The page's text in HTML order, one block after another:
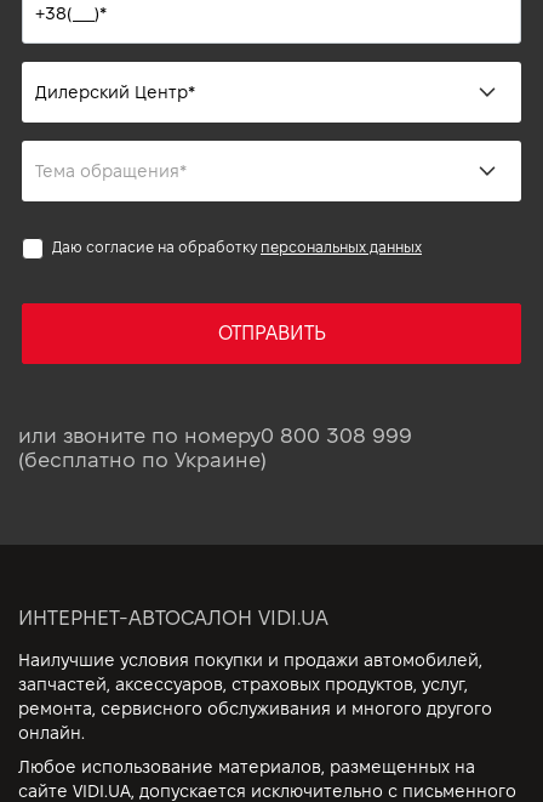
Даю согласие на обработку персональных данных
ОТПРАВИТЬ
или звоните по номеру0 800 308 999
(бесплатно по Украине)
ИНТЕРНЕТ-АВТОСАЛОН VIDI.UA
Наилучшие условия покупки и продажи автомобилей,
запчастей, аксессуаров, страховых продуктов, услуг,
ремонта, сервисного обслуживания и многого другого
онлайн.
Любое использование материалов, размещенных на
сайте VIDI.UA, допускается исключительно с письменного